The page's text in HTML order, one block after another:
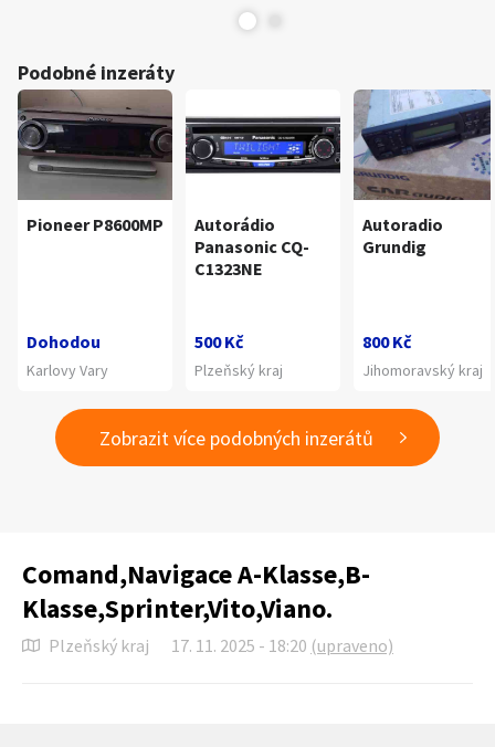
Podobné inzeráty
Pioneer P8600MP
Dohodou
Karlovy Vary
Autorádio
Panasonic CQ-
C1323NE
500 Kč
Plzeňský kraj
Autoradio
Grundig
800 Kč
Jihomoravský kraj
Zobrazit více podobných inzerátů
Comand,Navigace A-Klasse,B-
Klasse,Sprinter,Vito,Viano.
Plzeňský kraj 17. 11. 2025 - 18:20 (upraveno)